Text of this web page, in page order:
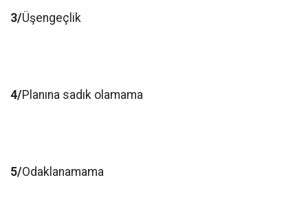
3/Üşengeçlik
4/Planına sadık olamama
5/Odaklanamama